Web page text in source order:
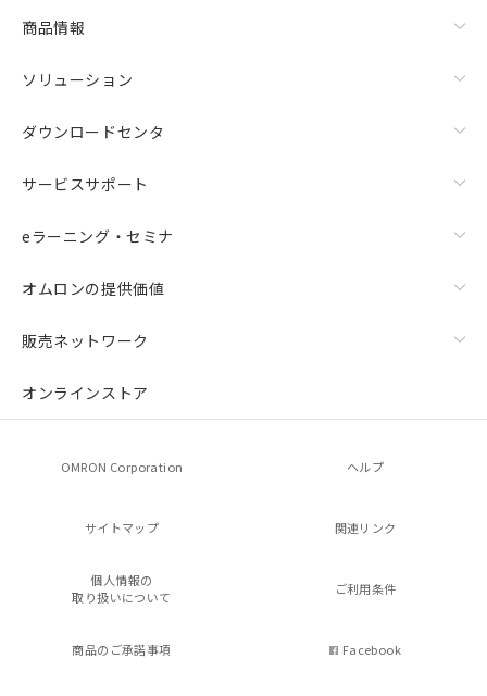
商品情報
ソリューション
ダウンロードセンタ
サービスサポート
eラーニング・セミナ
オムロンの提供価値
販売ネットワーク
オンラインストア
OMRON Corporation ヘルプ
サイトマップ 関連リンク
個人情報の
取り扱いについて
ご利用条件
商品のご承諾事項 Facebook